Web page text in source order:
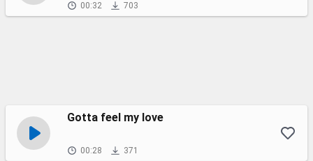
00:32 703
Gotta feel my love
00:28 371